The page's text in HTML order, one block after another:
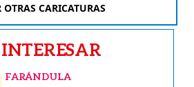
OTRAS CARICATURAS
FARÁNDULA